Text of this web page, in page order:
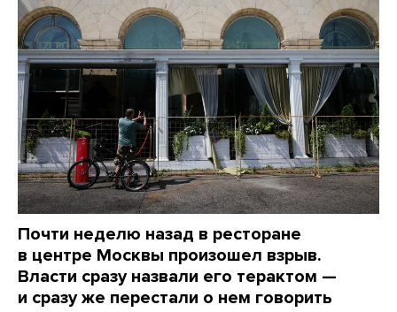
Почти неделю назад в ресторане
в центре Москвы произошел взрыв.
Власти сразу назвали его терактом —
и сразу же перестали о нем говорить